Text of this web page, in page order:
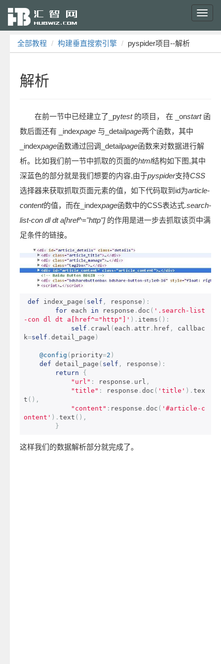
全部教程 构建垂直搜索引擎 pyspider项目--解析
解析
在前一节中已经建立了_pytest的项目， 在 _onstart函
数后面还有 _indexpage 与_detailpage两个函数，其中
_indexpage函数通过回调_detailpage函数来对数据进行解
析。比如我们前一节中抓取的页面的html结构如下图,其中
深蓝色的部分就是我们想要的内容,由于pyspider支持CSS
选择器来获取抓取页面元素的值，如下代码取到id为article-
content的值，而在_indexpage函数中的CSS表达式.search-
list-con dl dt a[href^="http"]的作用是进一步去抓取该页中满
足条件的链接。
def index_page ( self , response ):
for each in response . doc ( '.search-list
-con dl dt a[href^="http"]' ). items ():
self . crawl ( each . attr . href ,
callbac
k=self . detail_page )
@config ( priority=2 )
def detail_page ( self , response ):
return
{
"url" : response . url ,
"title" : response . doc ( 'title' ). tex
t (),
"content" : response . doc ( '#article-c
ontent' ). text (),
}
这样我们的数据解析部分就完成了。